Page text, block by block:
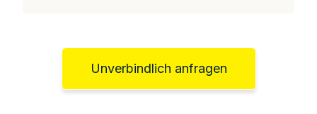
Unverbindlich anfragen